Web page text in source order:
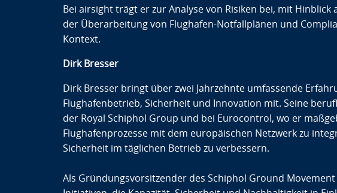
Bei airsight trägt er zur Analyse von Risiken bei, mit
der Überarbeitung von Flughafen-Notfallplänen und
Kontext.
Dirk Bresser
Dirk Bresser bringt über zwei Jahrzehnte umfassende
Flughafenbetrieb, Sicherheit und Innovation mit. Seine
der Royal Schiphol Group und bei Eurocontrol, wo er
Flughafenprozesse mit dem europäischen Netzwerk zu
Sicherheit im täglichen Betrieb zu verbessern.
Als Gründungsvorsitzender des Schiphol Ground Movement